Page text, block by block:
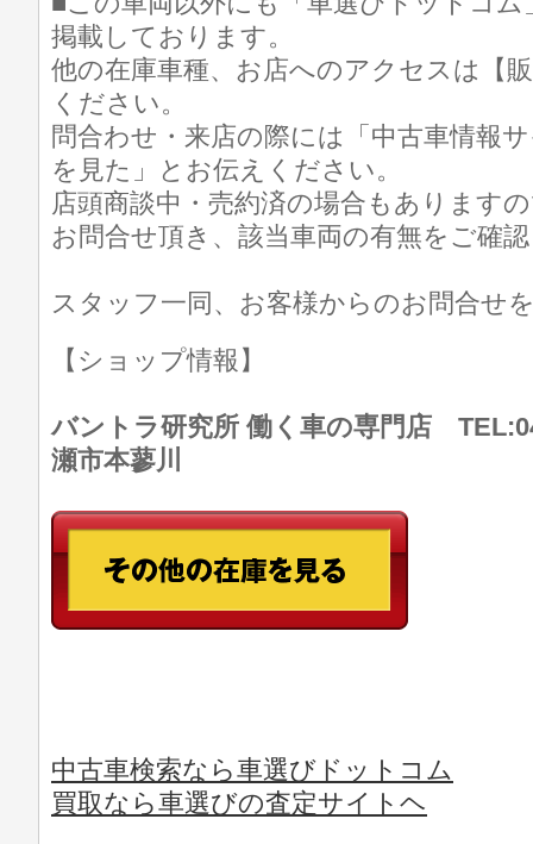
掲載しております。
他の在庫車種、お店へのアクセスは【
ください。
問合わせ・来店の際には「中古車情報
を見た」とお伝えください。
店頭商談中・売約済の場合もあります
お問合せ頂き、該当車両の有無をご確
スタッフ一同、お客様からのお問合せ
【ショップ情報】
バントラ研究所 働く車の専門店
瀬市本蓼川
中古車検索なら車選びドットコム
買取なら車選びの査定サイトヘ